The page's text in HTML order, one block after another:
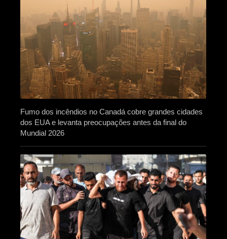
Fumo dos incêndios no Canadá cobre grandes cidades
dos EUA e levanta preocupações antes da final do
Mundial 2026